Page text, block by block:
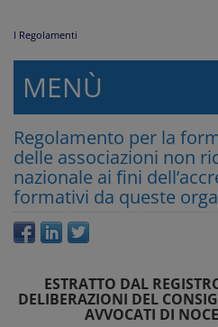
I Regolamenti
MENÙ
Regolamento per la
delle associazioni non
nazionale ai fini
formativi da queste
ESTRATTO DAL
DELIBERAZIONI DEL
AVVOCATI DI